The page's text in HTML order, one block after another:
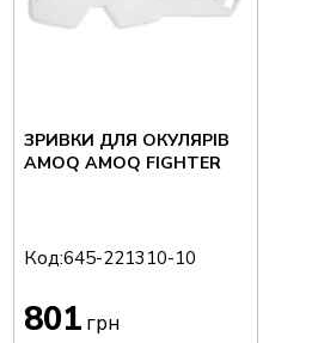
ЗРИВКИ ДЛЯ ОКУЛЯРІВ
AMOQ AMOQ FIGHTER
Код:645-221310-10
801грн